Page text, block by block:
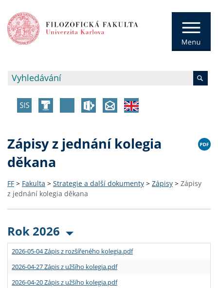
Zápisy z jednání kolegia
děkana
FF > Fakulta > Strategie a další dokumenty > Zápisy > Zápisy
z jednání kolegia děkana
Rok 2026
2026-05-04 Zápis z rozšířeného kolegia.pdf
2026-04-27 Zápis z užšího kolegia.pdf
2026-04-20 Zápis z užšího kolegia.pdf